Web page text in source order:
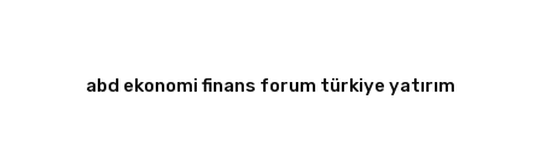
abd ekonomi finans forum türkiye yatırım